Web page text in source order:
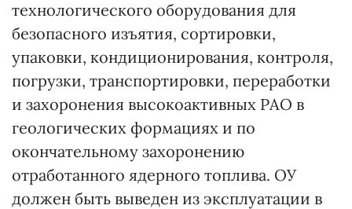
технологического оборудования для
безопасного изъятия, сортировки,
упаковки, кондиционирования, контроля,
погрузки, транспортировки, переработки
и захоронения высокоактивных РАО в
геологических формациях и по
окончательному захоронению
отработанного ядерного топлива. ОУ
должен быть выведен из эксплуатации в